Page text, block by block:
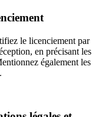
le licenciement par
en précisant les
également les